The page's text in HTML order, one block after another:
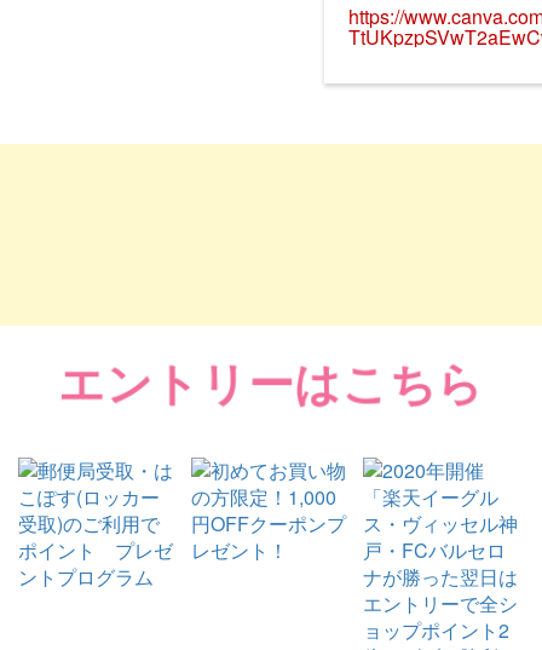
https://
エントリーはこちら